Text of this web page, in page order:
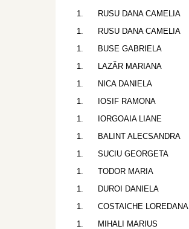
RUSU DANA CAMELIA
RUSU DANA CAMELIA
BUSE GABRIELA
LAZĂR MARIANA
NICA DANIELA
IOSIF RAMONA
IORGOAIA LIANE
BALINT ALECSANDRA
SUCIU GEORGETA
TODOR MARIA
DUROI DANIELA
COSTAICHE LOREDANA
MIHALI MARIUS